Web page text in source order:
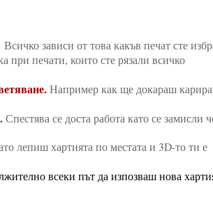
Всичко зависи от това какъв печат сте
при печати, които сте рязали всичко
Например как ще докараш
Спестява се доста работа като се замисли
лепиш хартията по местата и 3D-то ти е
всеки път да изпозваш нова